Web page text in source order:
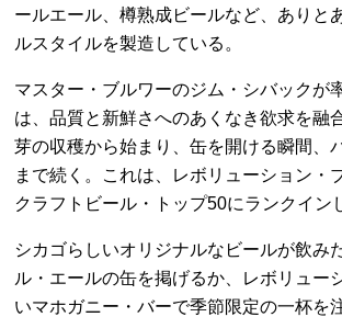
ールエール、樽熟成ビールなど、ありと
ルスタイルを製造している。
マスター・ブルワーのジム・シバックが
は、品質と新鮮さへのあくなき欲求を融
芽の収穫から始まり、缶を開ける瞬間、
まで続く。これは、レボリューション・
クラフトビール・トップ50にランクイン
シカゴらしいオリジナルなビールが飲み
ル・エールの缶を掲げるか、レボリュー
いマホガニー・バーで季節限定の一杯を